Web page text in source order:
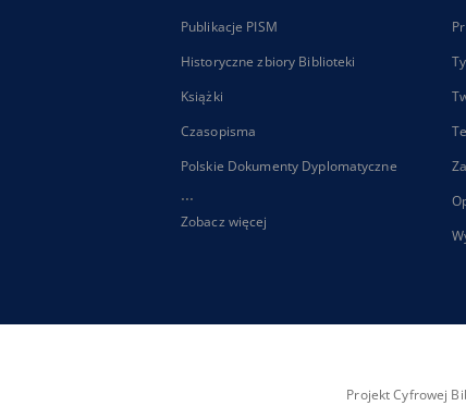
Publikacje PISM
Historyczne zbiory Biblioteki
Książki
Czasopisma
Polskie Dokumenty Dyplomatyczne
...
Zobacz więcej
Projekt Cyfrowej